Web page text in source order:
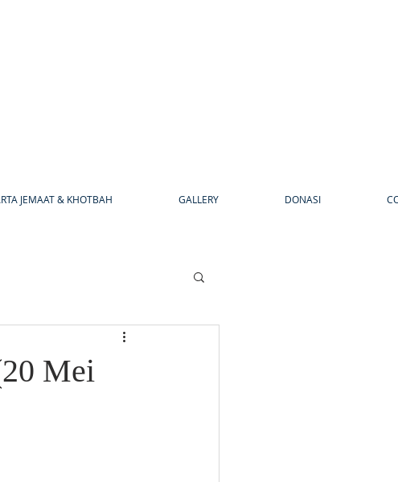
JEMAAT & KHOTBAH GALLERY DONASI
Mei